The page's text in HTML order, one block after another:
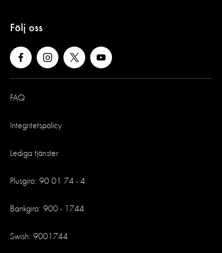
Följ oss
FAQ
Integritetspolicy
Lediga tjänster
Plusgiro: 90 01 74 - 4
Bankgiro: 900 - 1744
Swish: 9001744